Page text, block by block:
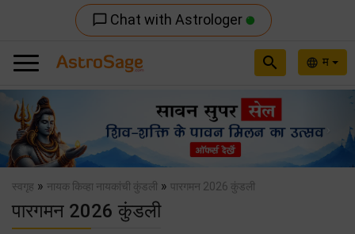
chat_bubble_outline Chat with Astrologer
language म
search
Previous
स्वगृह » नायक किव्हा नायकांची कुंडली » पारगमन 2026 कुंडली
पारगमन 2026 कुंडली